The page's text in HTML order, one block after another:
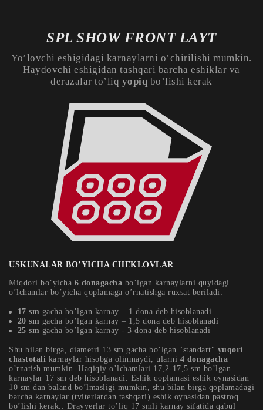
SPL SHOW FRONT LAYT
Yo’lovchi eshigidagi karnaylarni o’chirilishi mumkin.
Haydovchi eshigidan tashqari barcha eshiklar va
derazalar to’liq yopiq bo’lishi kerak
USKUNALAR BO’YICHA CHEKLOVLAR
Miqdori bo’yicha 6 donagacha bo’lgan karnaylarni quyidagi
o’lchamlar bo’yicha qoplamaga o’rnatishga ruxsat beriladi:
17 sm gacha bo’lgan karnay – 1 dona deb hisoblanadi
20 sm gacha bo’lgan karnay – 1,5 dona deb hisoblanadi
25 sm gacha bo’lgan karnay - 3 dona deb hisoblanadi
Shu bilan birga, diametri 13 sm gacha bo’lgan "standart" yuqori
chastotali karnaylar hisobga olinmaydi, ularni 4 donagacha
o’rnatish mumkin. Haqiqiy o’lchamlari 17,2-17,5 sm bo’lgan
karnaylar 17 sm deb hisoblanadi. Eshik qoplamasi eshik oynasidan
10 sm dan baland bo’lmasligi mumkin, shu bilan birga qoplamadagi
barcha karnaylar (tviterlardan tashqari) eshik oynasidan pastroq
bo’lishi kerak.. Drayverlar to’liq 17 smli karnay sifatida qabul